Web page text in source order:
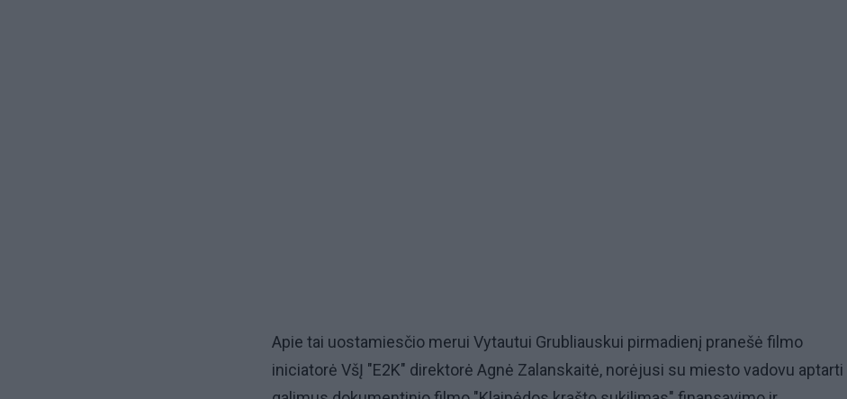
Apie tai uostamiesčio merui Vytautui Grubliauskui pirmadienį pranešė filmo
iniciatorė VšĮ "E2K" direktorė Agnė Zalanskaitė, norėjusi su miesto vadovu aptarti